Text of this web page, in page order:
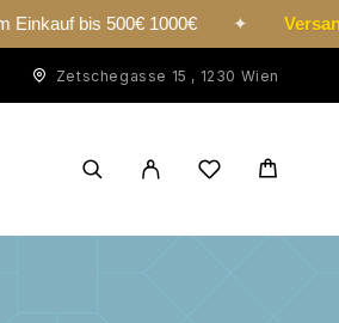
500€ 1000€ ✦ Versand kosten
Zetschegasse 15 , 1230 Wien